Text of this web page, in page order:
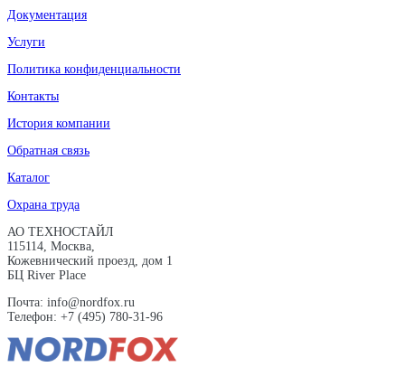
Документация
Услуги
Политика конфиденциальности
Контакты
История компании
Обратная связь
Каталог
Охрана труда
АО ТЕХНОСТАЙЛ
115114, Москва,
Кожевнический проезд, дом 1
БЦ River Place
Почта: info@nordfox.ru
Телефон: +7 (495) 780-31-96